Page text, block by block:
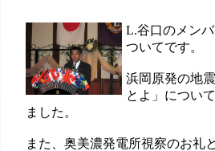
L.谷口のメン
ついてです。
浜岡原発の地
とよ」につい
ました。
また、奥美濃発電所視察のお礼